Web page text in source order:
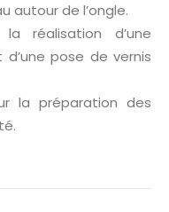
autour de l’ongle.
réalisation d’une
pose de vernis
la préparation des